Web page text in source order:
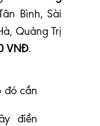
Bình, Sài
Quảng Trị
VNĐ.
đó cần
điền